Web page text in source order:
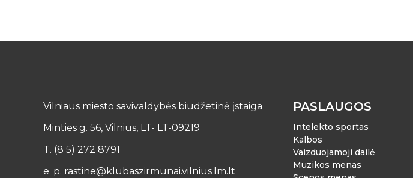
Vilniaus miesto savivaldybės biudžetinė įstaiga
Minties g. 56, Vilnius, LT- LT-09219
T. (8 5) 272 8791
e. p. rastine@klubaszirmunai.vilnius.lm.lt
PASLAUGOS
Intelekto sportas
Kalbos
Vaizduojamoji dailė
Muzikos menas